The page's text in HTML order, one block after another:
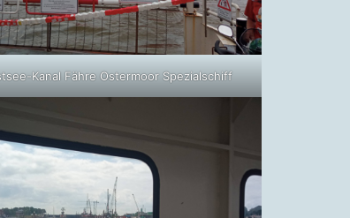
Kanal Fähre Ostermoor Spezialschiff